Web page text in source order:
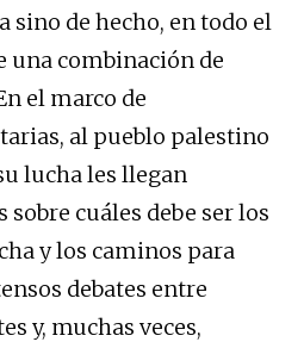
sino de hecho, en todo el
una combinación de
el marco de
al pueblo palestino
lucha les llegan
cuáles debe ser los
y los caminos para
debates entre
y, muchas veces,